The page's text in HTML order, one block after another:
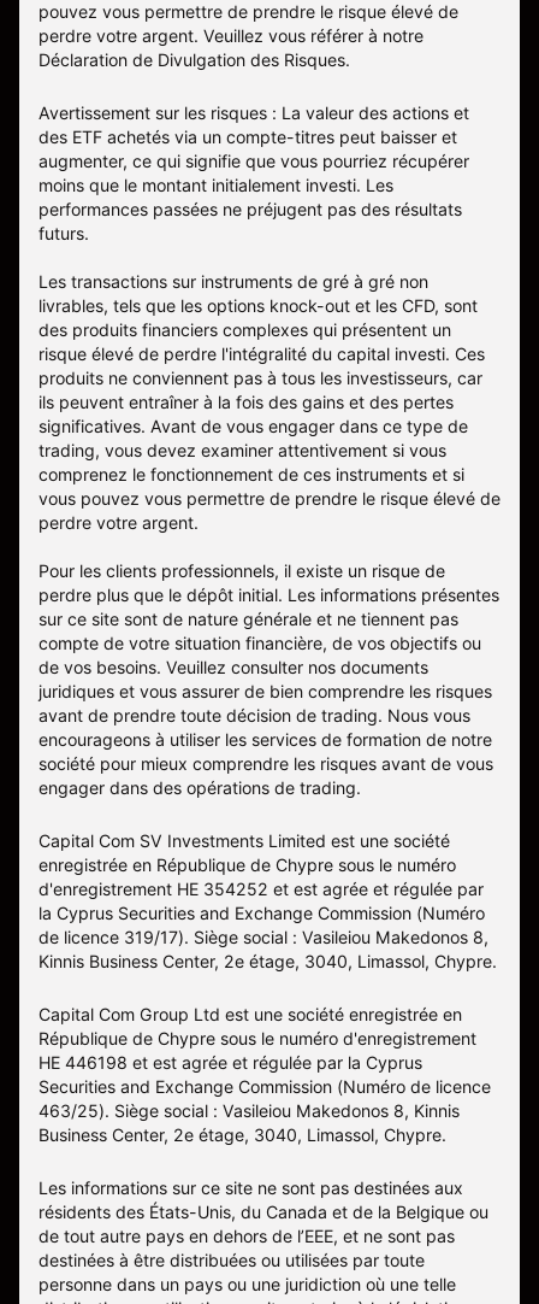
pouvez vous permettre de prendre le risque élevé de
perdre votre argent. Veuillez vous référer à notre
Déclaration de Divulgation des Risques.
Avertissement sur les risques : La valeur des actions et
des ETF achetés via un compte-titres peut baisser et
augmenter, ce qui signifie que vous pourriez récupérer
moins que le montant initialement investi. Les
performances passées ne préjugent pas des résultats
futurs.
Les transactions sur instruments de gré à gré non
livrables, tels que les options knock-out et les CFD, sont
des produits financiers complexes qui présentent un
risque élevé de perdre l'intégralité du capital investi. Ces
produits ne conviennent pas à tous les investisseurs, car
ils peuvent entraîner à la fois des gains et des pertes
significatives. Avant de vous engager dans ce type de
trading, vous devez examiner attentivement si vous
comprenez le fonctionnement de ces instruments et si
vous pouvez vous permettre de prendre le risque élevé de
perdre votre argent.
Pour les clients professionnels, il existe un risque de
perdre plus que le dépôt initial. Les informations présentes
sur ce site sont de nature générale et ne tiennent pas
compte de votre situation financière, de vos objectifs ou
de vos besoins. Veuillez consulter nos documents
juridiques et vous assurer de bien comprendre les risques
avant de prendre toute décision de trading. Nous vous
encourageons à utiliser les services de formation de notre
société pour mieux comprendre les risques avant de vous
engager dans des opérations de trading.
Capital Com SV Investments Limited est une société
enregistrée en République de Chypre sous le numéro
d'enregistrement HE 354252 et est agrée et régulée par
la Cyprus Securities and Exchange Commission (Numéro
de licence 319/17). Siège social : Vasileiou Makedonos 8,
Kinnis Business Center, 2e étage, 3040, Limassol, Chypre.
Capital Com Group Ltd est une société enregistrée en
République de Chypre sous le numéro d'enregistrement
ΗΕ 446198 et est agrée et régulée par la Cyprus
Securities and Exchange Commission (Numéro de licence
463/25). Siège social : Vasileiou Makedonos 8, Kinnis
Business Center, 2e étage, 3040, Limassol, Chypre.
Les informations sur ce site ne sont pas destinées aux
résidents des États-Unis, du Canada et de la Belgique ou
de tout autre pays en dehors de l’EEE, et ne sont pas
destinées à être distribuées ou utilisées par toute
personne dans un pays ou une juridiction où une telle